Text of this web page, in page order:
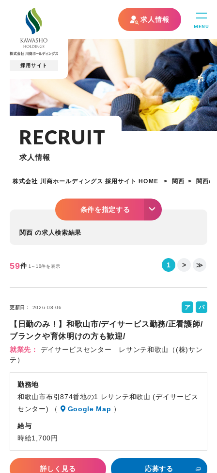
採用サイト
求人情報
MENU
RECRUIT
求人情報
株式会社 川商ホールディングス 採用サイト HOME 関西 関西の
条件を指定する
関西 の求人検索結果
59件 1～10件を表示 1 > ≫
更新日 2026-08-06
ア
ル
ト
パ
ー
【日勤のみ！】和歌山市/デイサービス勤務/正看護師/
ブランクや育休明けの方も歓迎/
就業先
デイサービスセンター レサンテ和歌山（(株)サン
テ）
勤務地
和歌山市布引874番地の1 レサンテ和歌山 (デイサービス
センター) （
Google Map ）
給与
時給1,700円
詳しく見る 応募する